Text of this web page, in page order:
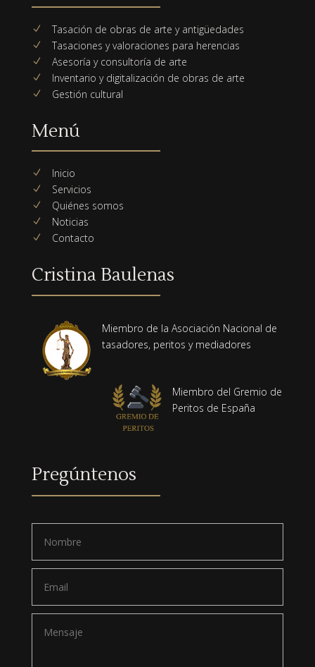
N Tasación de obras de arte y antigüedades
N Tasaciones y valoraciones para herencias
N Asesoría y consultoría de arte
N Inventario y digitalización de obras de arte
N Gestión cultural
Menú
N Inicio
N Servicios
N Quiénes somos
N Noticias
N Contacto
Cristina Baulenas
Miembro de la Asociación Nacional de
tasadores, peritos y mediadores
Miembro del Gremio de
Peritos de España
Pregúntenos